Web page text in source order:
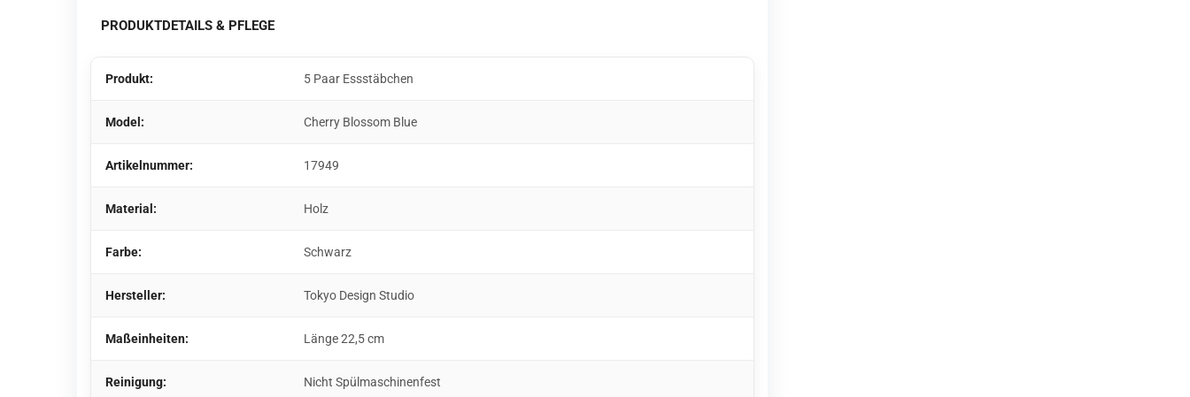
PRODUKTDETAILS & PFLEGE
Produkt: 5 Paar Essstäbchen
Model: Cherry Blossom Blue
Artikelnummer: 17949
Material: Holz
Farbe: Schwarz
Hersteller: Tokyo Design Studio
Maßeinheiten: Länge 22,5 cm
Reinigung: Nicht Spülmaschinenfest